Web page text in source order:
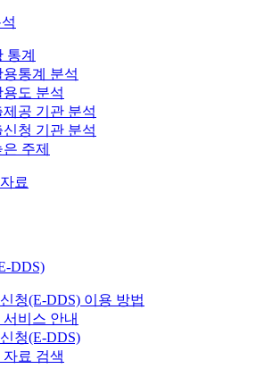
통계
통계 분석
도 분석
공 기관 분석
청 기관 분석
주제
료
DDS)
청(E-DDS) 이용 방법
비스 안내
청(E-DDS)
료 검색